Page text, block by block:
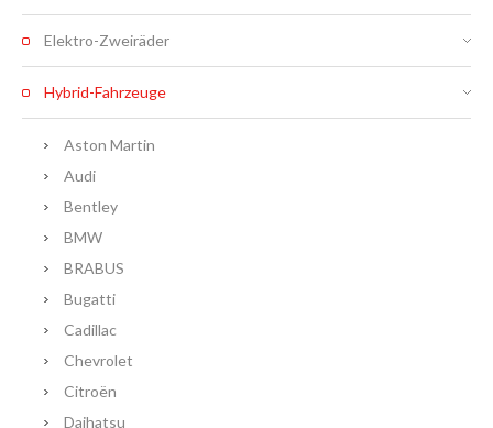
Elektro-Zweiräder
Hybrid-Fahrzeuge
Aston Martin
Audi
Bentley
BMW
BRABUS
Bugatti
Cadillac
Chevrolet
Citroën
Daihatsu